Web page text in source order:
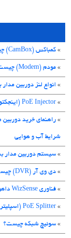
» کمباکس (CamBox) چیست؟
» مودم (Modem) چیست؟ + معرفی انواع مودم
» انواع لنز دوربین
» PoE Injector (اینجکتور PoE) چیست و چه کاربردی دارد؟
» راهنمای خرید
شرایط آب و هوایی
» سیستم دوربین مدار
» دی وی آر (DVR) چیست؟
» فناوری WizSense داهوا چیست؟
» PoE Splitter (اسپلیتر PoE) چیست و چه کاربردی دارد؟
» سوئیچ شبکه چیست؟